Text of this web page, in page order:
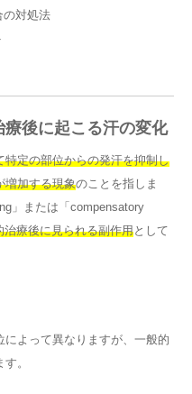
の対処法
後に起こる汗の変化
定の部位からの発汗を抑制し
増加する現象のことを指しま
」または「compensatory
治療後に見られる副作用として
よって異なりますが、一般的
。